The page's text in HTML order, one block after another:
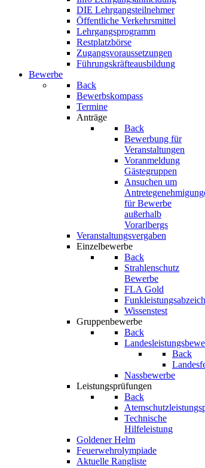
DIE Lehrgangsteilnehmer
Öffentliche Verkehrsmittel
Lehrgangsprogramm
Restplatzbörse
Zugangsvoraussetzungen
Führungskräfteausbildung
Bewerbe
Back
Bewerbskompass
Termine
Anträge
Back
Bewerbung für
Veranstaltungen
Voranmeldung
Gästegruppen
Ansuchen um
für Bewerbe
außerhalb
Vorarlbergs
Veranstaltungsvergaben
Einzelbewerbe
Back
Strahlenschutz
Bewerbe
FLA Gold
Wissenstest
Gruppenbewerbe
Back
Back
Nassbewerbe
Leistungsprüfungen
Back
Technische
Hilfeleistung
Goldener Helm
Feuerwehrolympiade
Aktuelle Rangliste